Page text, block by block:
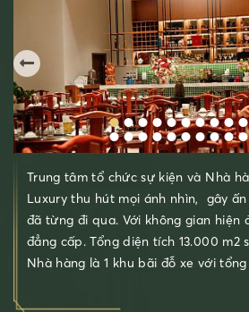
Trung tâm tổ chức sự kiện và Nhà
Luxury thu hút mọi ánh nhìn, gây
đã từng đi qua. Với không gian hiện
đẳng cấp. Tổng diện tích 13.000 m2
Nhà hàng là 1 khu bãi đỗ xe với